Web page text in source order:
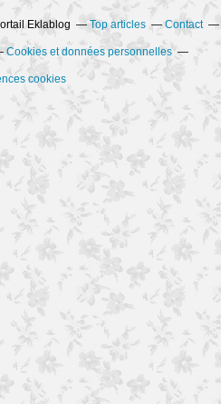
Eklablog Top articles Contact
Cookies et données personnelles
cookies